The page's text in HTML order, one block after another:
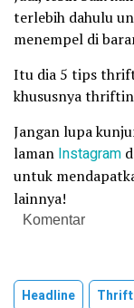
terlebih dahulu
menempel di
Itu dia 5 tips
khususnya
Jangan lupa
laman Instagram
untuk
lainnya!
Komentar
Headline